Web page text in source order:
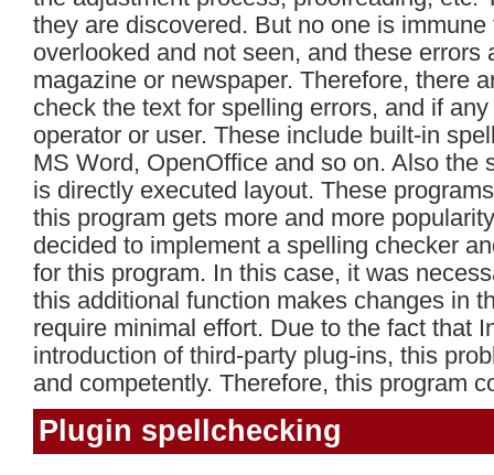
they are discovered. But no one is
overlooked and not seen, and these
magazine or newspaper. Therefore, there
check the text for spelling errors, and if
operator or user. These include built-in
MS Word, OpenOffice and so on. Also the
is directly executed layout. These
this program gets more and more
decided to implement a spelling checker
for this program. In this case, it was
this additional function makes changes in
require minimal effort. Due to the fact that
introduction of third-party plug-ins, this
and competently. Therefore, this program
Plugin spellchecking